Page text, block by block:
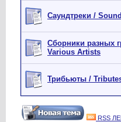
Саундтреки /
Сборники разных
Various Artists
Трибьюты /
RSS